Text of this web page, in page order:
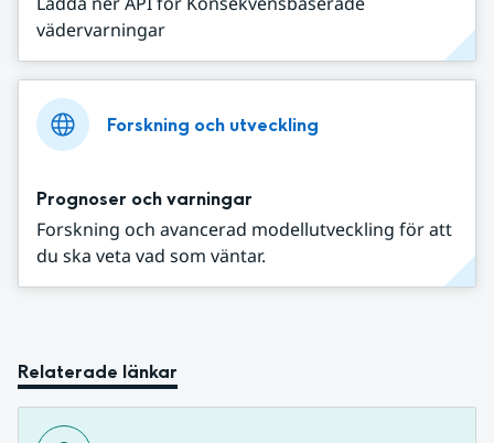
vädervarningar
Forskning och utveckling
Prognoser och varningar
Forskning och avancerad modellutveckling för att
du ska veta vad som väntar.
Relaterade länkar